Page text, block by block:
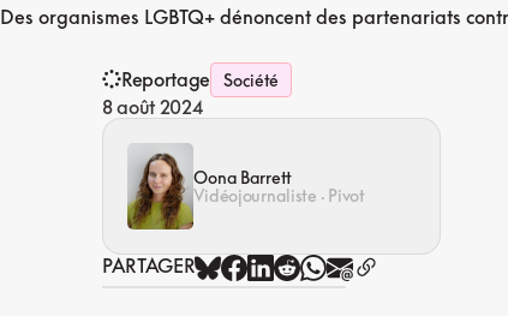
Des organismes LGBTQ+ dénoncent des partenariats
Reportage Société
8 août 2024
Oona Barrett
Vidéojournaliste · Pivot
PARTAGER